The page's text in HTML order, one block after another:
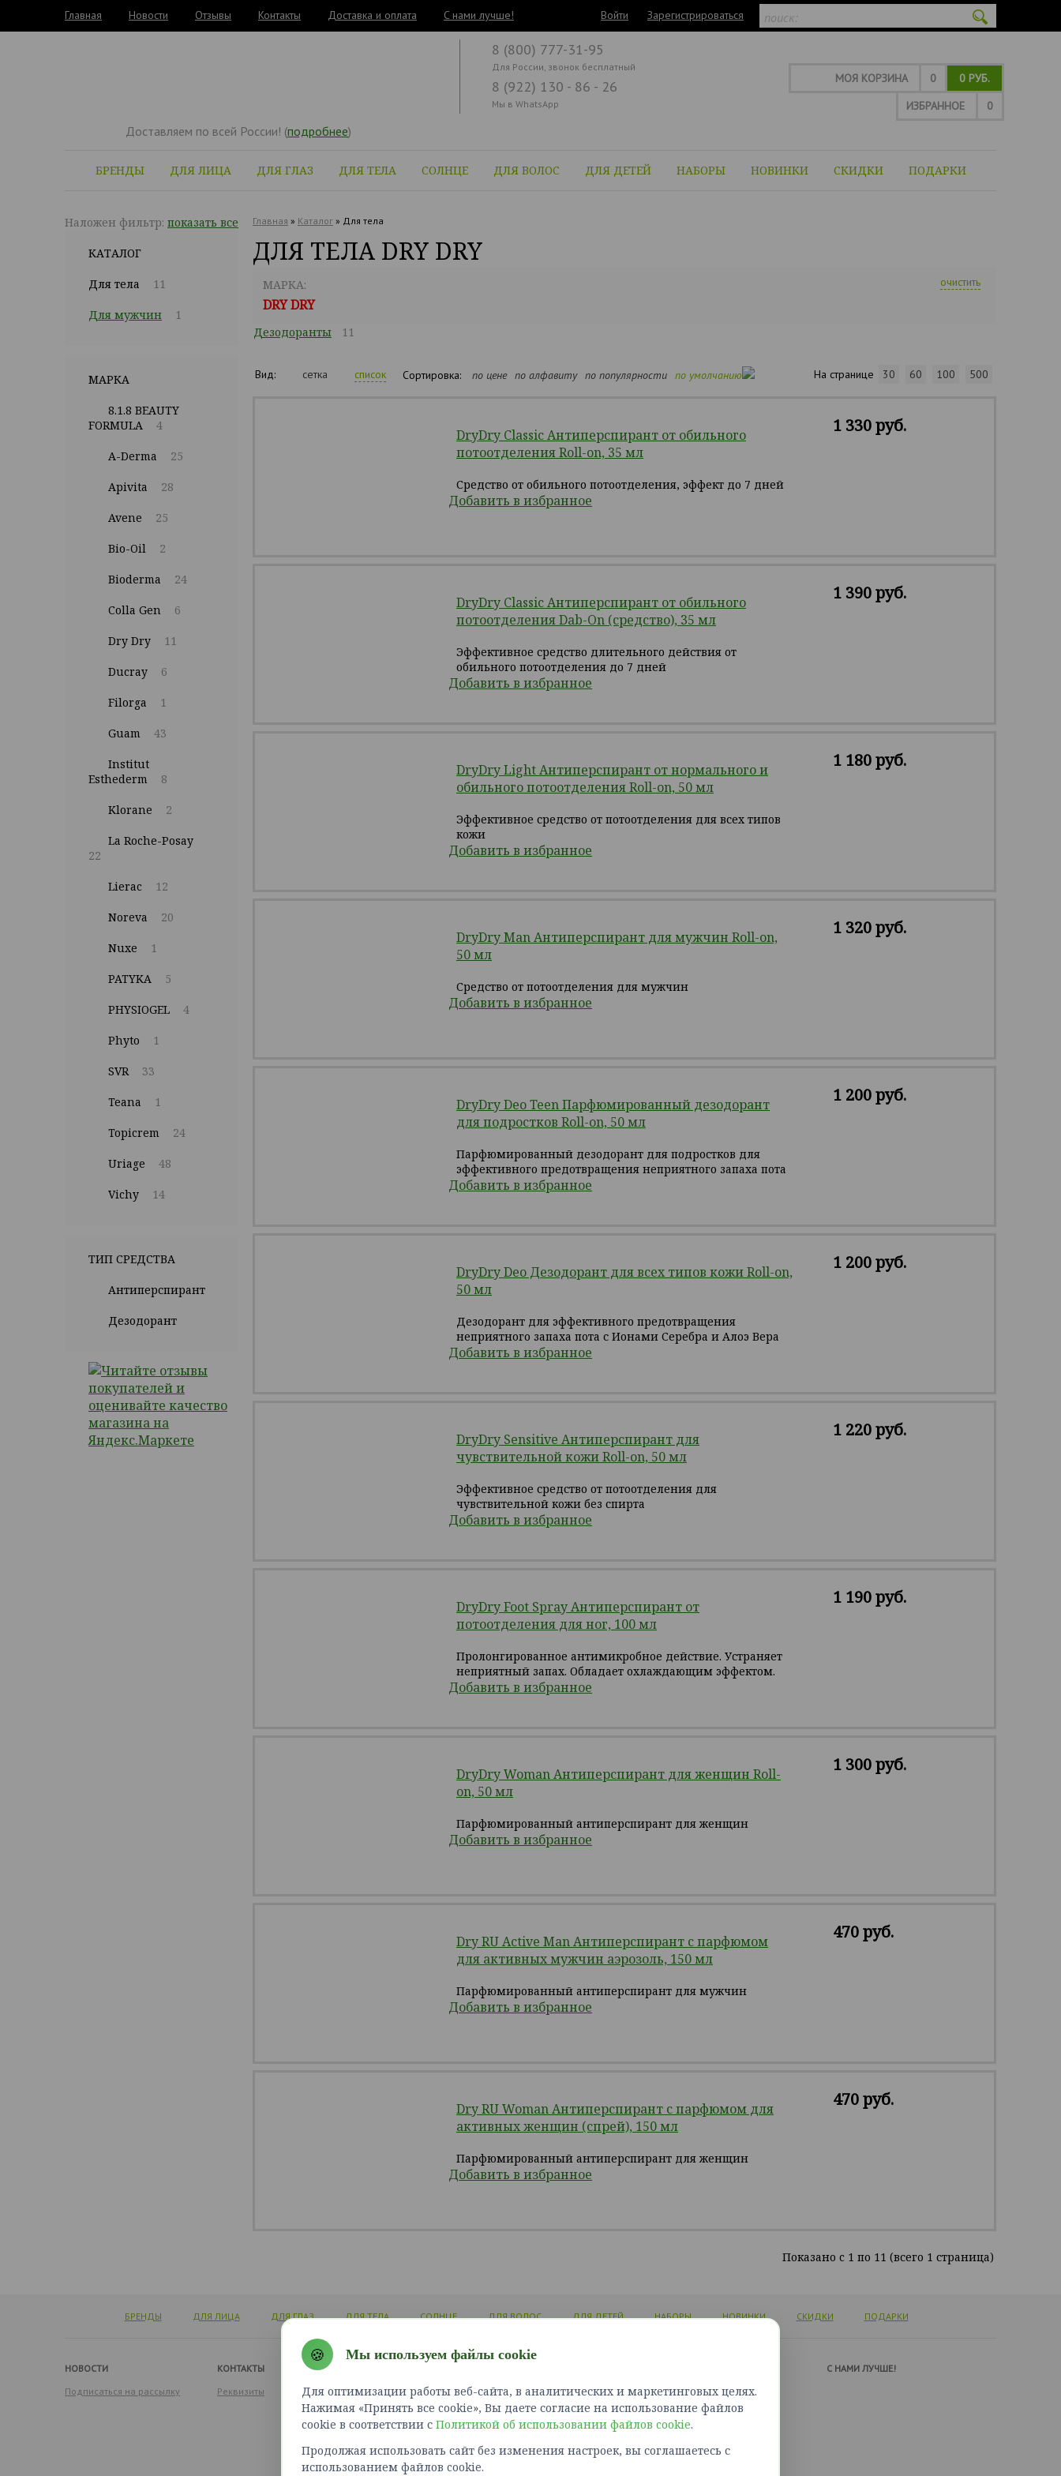
Главная Новости Отзывы Контакты Доставка и оплата C нами лучше! Войти Зарегистрироваться
Доставляем по всей России! (подробнее)
МОЯ КОРЗИНА 0
0 РУБ.
ИЗБРАННОЕ
0
БРЕНДЫ ДЛЯ ЛИЦА ДЛЯ ГЛАЗ ДЛЯ ТЕЛА СОЛНЦЕ ДЛЯ ВОЛОС ДЛЯ ДЕТЕЙ НАБОРЫ НОВИНКИ СКИДКИ ПОДАРКИ
8 (800) 777-31-95
Для России, звонок бесплатный
8 (922) 130 - 86 - 26
Мы в WhatsApp
Наложен фильтр: показать все
КАТАЛОГ
Для тела 11
Для мужчин 1
МАРКА
8.1.8 BEAUTY
FORMULA
4
A-Derma 25
Apivita 28
Avene 25
Bio-Oil 2
Bioderma 24
Colla Gen 6
Dry Dry 11
Ducray 6
Filorga 1
Guam 43
Institut
Esthederm
8
Klorane 2
La Roche-Posay
22
Lierac 12
Noreva 20
Nuxe 1
PATYKA 5
PHYSIOGEL 4
Phyto 1
SVR 33
Teana 1
Topicrem 24
Uriage 48
Vichy 14
ТИП СРЕДСТВА
Антиперспирант
Дезодорант
Главная » Каталог » Для тела
ДЛЯ ТЕЛА DRY DRY
МАРКА:
DRY DRY
очистить
Дезодоранты 11
Вид: сетка список Сортировка: по цене по алфавиту по популярности по умолчанию На странице 30 60 100 500
DryDry Classic Антиперспирант от обильного
потоотделения Roll-on, 35 мл
Средство от обильного потоотделения, эффект до 7 дней
Добавить в избранное
1 330 руб.
DryDry Classic Антиперспирант от обильного
потоотделения Dab-On (средство), 35 мл
Эффективное средство длительного действия от
обильного потоотделения до 7 дней
Добавить в избранное
1 390 руб.
DryDry Light Антиперспирант от нормального и
обильного потоотделения Roll-on, 50 мл
Эффективное средство от потоотделения для всех типов
кожи
Добавить в избранное
1 180 руб.
DryDry Man Антиперспирант для мужчин Roll-on,
50 мл
Средство от потоотделения для мужчин
Добавить в избранное
1 320 руб.
DryDry Deo Teen Парфюмированный дезодорант
для подростков Roll-on, 50 мл
Парфюмированный дезодорант для подростков для
эффективного предотвращения неприятного запаха пота
Добавить в избранное
1 200 руб.
DryDry Deo Дезодорант для всех типов кожи Roll-on,
50 мл
Дезодорант для эффективного предотвращения
неприятного запаха пота с Ионами Серебра и Алоэ Вера
Добавить в избранное
1 200 руб.
DryDry Sensitive Антиперспирант для
чувствительной кожи Roll-on, 50 мл
Эффективное средство от потоотделения для
чувствительной кожи без спирта
Добавить в избранное
1 220 руб.
DryDry Foot Spray Антиперспирант от
потоотделения для ног, 100 мл
Пролонгированное антимикробное действие. Устраняет
неприятный запах. Обладает охлаждающим эффектом.
Добавить в избранное
1 190 руб.
DryDry Woman Антиперспирант для женщин Roll-
on, 50 мл
Парфюмированный антиперспирант для женщин
Добавить в избранное
1 300 руб.
Dry RU Active Man Антиперспирант с парфюмом
для активных мужчин аэрозоль, 150 мл
Парфюмированный антиперспирант для мужчин
Добавить в избранное
470 руб.
Dry RU Woman Антиперспирант с парфюмом для
активных женщин (спрей), 150 мл
Парфюмированный антиперспирант для женщин
Добавить в избранное
470 руб.
Показано c 1 по 11 (всего 1 страница)
БРЕНДЫ ДЛЯ ЛИЦА ДЛЯ ГЛАЗ ДЛЯ ТЕЛА СОЛНЦЕ ДЛЯ ВОЛОС ДЛЯ ДЕТЕЙ НАБОРЫ НОВИНКИ СКИДКИ ПОДАРКИ
НОВОСТИ
Подписаться на рассылку
КОНТАКТЫ
Реквизиты
Войти
Зарегистрироваться
Доставка и оплата
Как сделать заказ?
Политика конфиденциальности
Правила оплаты картами
Связаться с нами
Карта сайта
C НАМИ ЛУЧШЕ!
🍪 Мы используем файлы cookie
Для оптимизации работы веб-сайта, в аналитических и маркетинговых целях.
Нажимая «Принять все cookie», Вы даете согласие на использование файлов
cookie в соответствии с Политикой об использовании файлов cookie.
Продолжая использовать сайт без изменения настроек, вы соглашаетесь с
использованием файлов cookie.